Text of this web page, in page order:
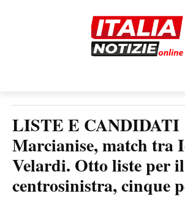
LISTE E CANDIDATI
Marcianise, match tra
Velardi. Otto liste per il
centrosinistra, cinque